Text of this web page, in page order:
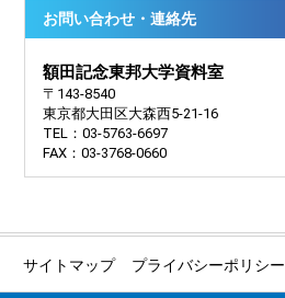
お問い合わせ・連絡先
額田記念東邦大学資料室
〒143-8540
東京都大田区大森西5-21-16
TEL：03-5763-6697
FAX：03-3768-0660
サイトマップ プライバシーポリシー